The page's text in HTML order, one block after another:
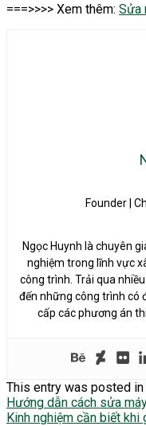
===>>>> Xem thêm: Sửa
Founder |
Ngọc Huynh là chuyên
nghiệm trong lĩnh vực
công trình. Trải qua
đến những công trình có
cấp các phương án
This entry was posted in
Hướng dẫn cách sửa
Kinh nghiệm cần biết